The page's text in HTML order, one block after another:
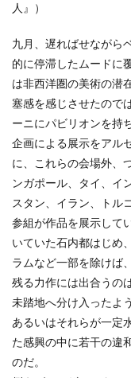
人』）
九月、遅ればせながら
的に停滞したムードに
は非西洋圏の美術の潜
塞感を感じさせたので
ーニにパビリオンを持
企画による展示をアル
に、これらの会場外、
ンガポール、タイ、イ
スタン、イラン、トル
参組が作品を展示して
いていた石内都はじめ
ラムなど一部を除けば
残る力作には出合うの
未踏地へ分け入ったよ
あるいはそれらが一定
た感興の中に若干の違
のだ。